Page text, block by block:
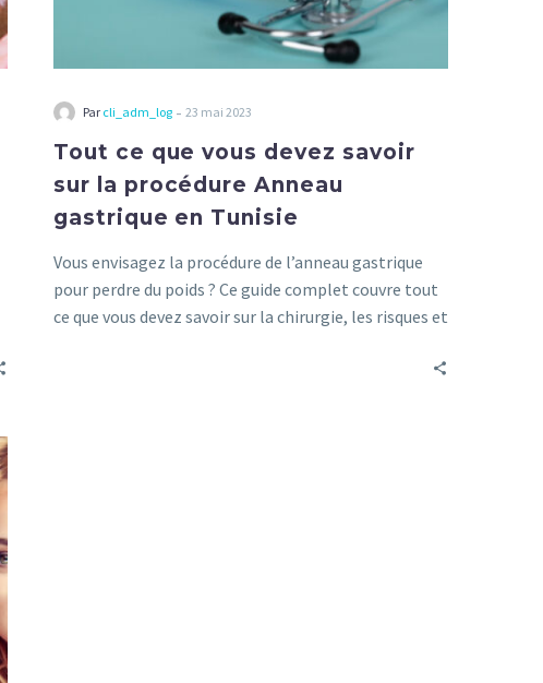
Tunisie
Par cli_adm_log - 23 mai 2023
Tout ce que vous devez savoir
sur la procédure Anneau
gastrique en Tunisie
Vous envisagez la procédure de l’anneau gastrique
pour perdre du poids ? Ce guide complet couvre tout
ce que vous devez savoir sur la chirurgie, les risques et